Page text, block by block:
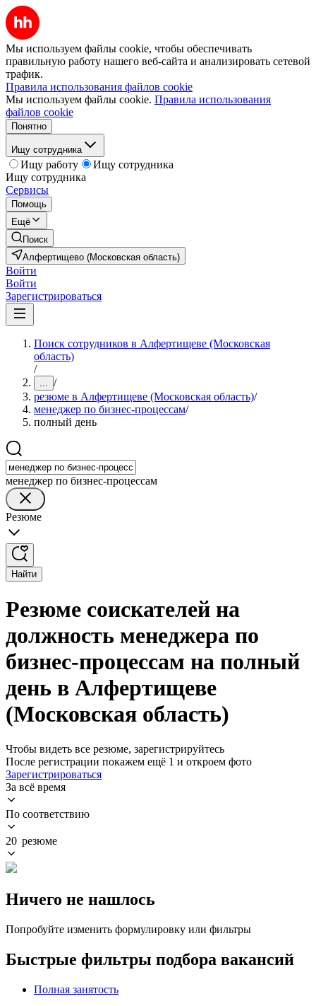
Мы используем файлы cookie, чтобы обеспечивать
правильную работу нашего веб-сайта и анализировать сетевой
трафик.
Правила использования файлов cookie
Мы используем файлы cookie. Правила использования
файлов cookie
Понятно
Ищу сотрудника
Ищу работу
Ищу сотрудника
Ищу сотрудника
Сервисы
Помощь
Ещё
Поиск
Алфертищево (Московская область)
Войти
Войти
Зарегистрироваться
Поиск сотрудников в Алфертищеве (Московская
область)
/
... /
резюме в Алфертищеве (Московская область)/
менеджер по бизнес-процессам/
полный день
менеджер по бизнес-процессам
Резюме
Найти
Резюме соискателей на
должность менеджера по
бизнес-процессам на полный
день в Алфертищеве
(Московская область)
Чтобы видеть все резюме, зарегистрируйтесь
После регистрации покажем ещё 1 и откроем фото
Зарегистрироваться
За всё время
По соответствию
20 резюме
Ничего не нашлось
Попробуйте изменить формулировку или фильтры
Быстрые фильтры подбора вакансий
Полная занятость